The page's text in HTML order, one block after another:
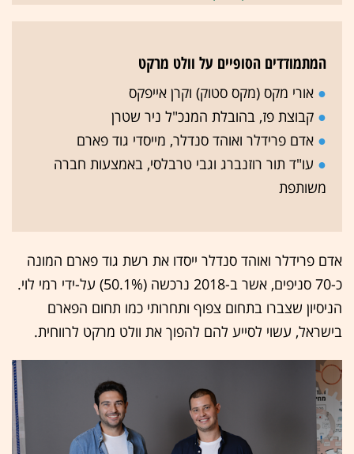
המתמודדים הסופיים על וולט מרקט
● אורי מקס (מקס סטוק) וקרן אייפקס
● קבוצת פז, בהובלת המנכ"ל ניר שטרן
● אדם פרידלר ואוהד סנדלר, מייסדי גוד פארם
● עו"ד תור רוזנברג וגבי טרבלסי, באמצעות חברה
משותפת
אדם פרידלר ואוהד סנדלר ייסדו את רשת גוד פארם המונה
כ-70 סניפים, אשר ב-2018 נרכשה (50.1%) על-ידי רמי לוי.
הניסיון שצברו בתחום צפוף ותחרותי כמו תחום הפארם
בישראל, עשוי לסייע להם להפוך את וולט מרקט לרווחית.